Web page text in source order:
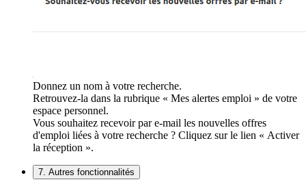
Donnez un nom à votre recherche.
Retrouvez-la dans la rubrique « Mes alertes emploi » de votre
espace personnel.
Vous souhaitez recevoir par e-mail les nouvelles offres
d'emploi liées à votre recherche ? Cliquez sur le lien « Activer
la réception ».
7. Autres fonctionnalités